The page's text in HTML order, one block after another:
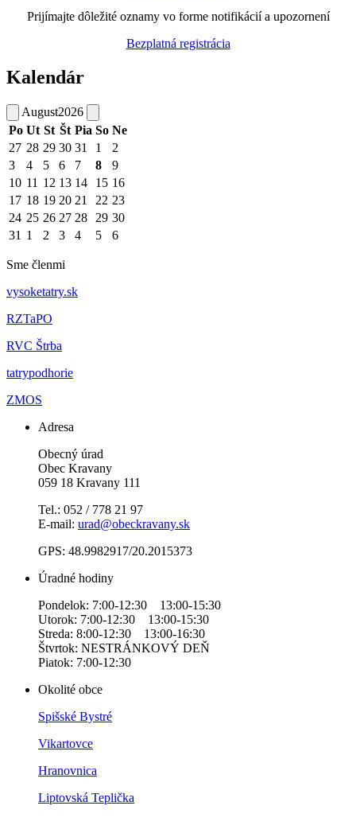
Prijímajte dôležité oznamy vo forme notifikácií a upozornení
Bezplatná registrácia
Kalendár
August2026
Po Ut St Št Pia So Ne
27 28 29 30 31 1
2
3
4 5 6 7 8
9
10 11 12 13 14 15 16
17 18 19 20 21 22 23
24 25 26 27 28 29 30
31 1 2 3 4 5 6
Sme členmi
vysoketatry.sk
RZTaPO
RVC Štrba
tatrypodhorie
ZMOS
Adresa
Obecný úrad
Obec Kravany
059 18 Kravany 111
Tel.: 052 / 778 21 97
E-mail: urad@obeckravany.sk
GPS: 48.9982917/20.2015373
Úradné hodiny
Pondelok: 7:00-12:30 13:00-15:30
Utorok: 7:00-12:30 13:00-15:30
Streda: 8:00-12:30 13:00-16:30
Štvrtok: NESTRÁNKOVÝ DEŇ
Piatok: 7:00-12:30
Okolité obce
Spišské Bystré
Vikartovce
Hranovnica
Liptovská Teplička